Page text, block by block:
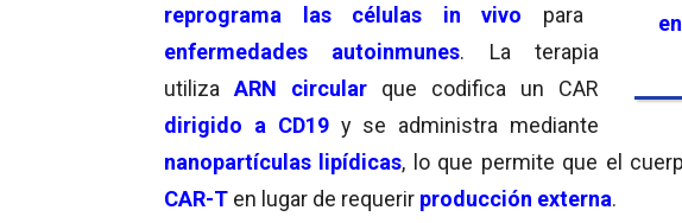
reprograma las células in vivo
para
enfermedades autoinmunes. La terapia
utiliza ARN circular que codifica un CAR
dirigido a CD19 y se administra mediante
nanopartículas lipídicas, lo que permite que el
CAR-T en lugar de requerir producción externa.